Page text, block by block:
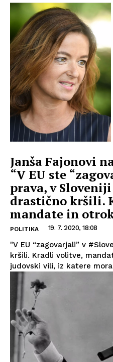
Janša Fajonovi
“V EU ste
prava, v
drastično kršili.
mandate in
POLITIKA 19. 7. 2020, 18:08
"V EU “zagovarjali” v
kršili. Kradli volitve,
judovski vili, iz katere